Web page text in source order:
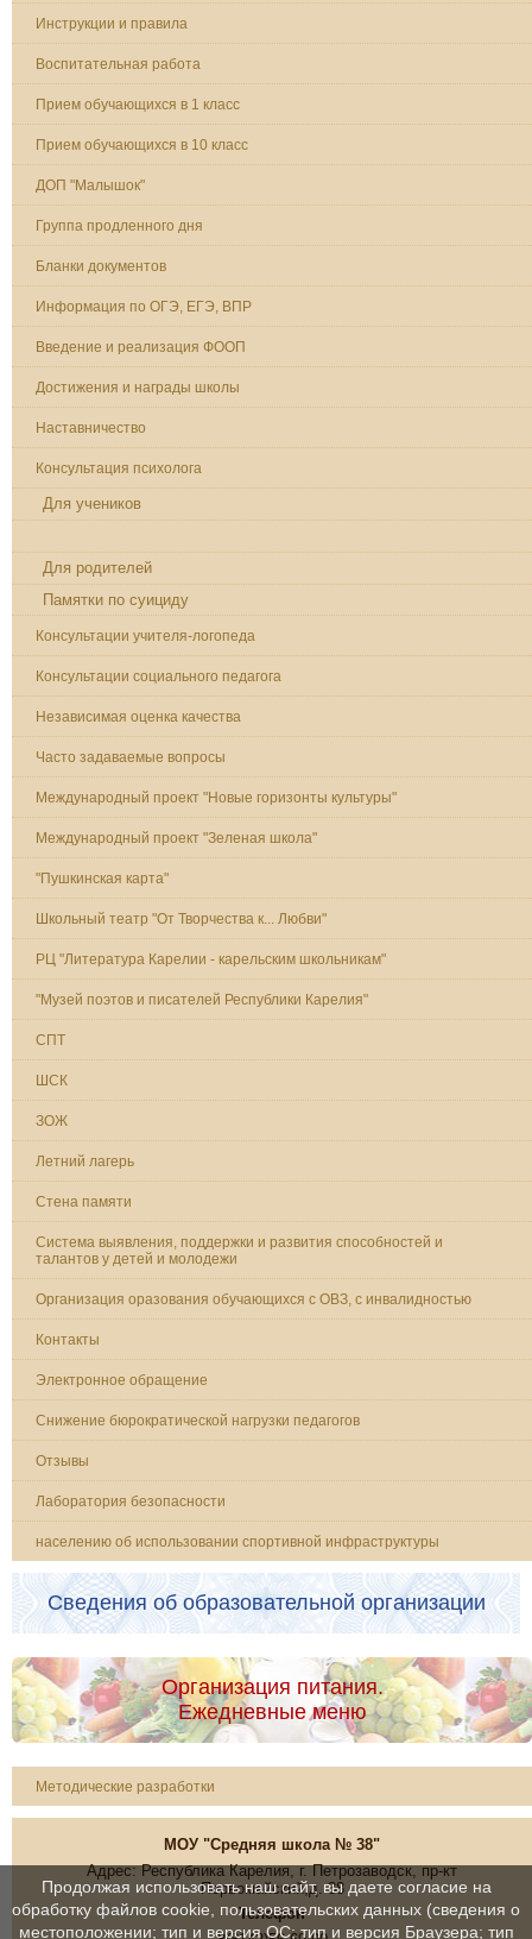
Инструкции и правила
Воспитательная работа
Прием обучающихся в 1 класс
Прием обучающихся в 10 класс
ДОП "Малышок"
Группа продленного дня
Бланки документов
Информация по ОГЭ, ЕГЭ, ВПР
Введение и реализация ФООП
Достижения и награды школы
Наставничество
Консультация психолога
Для учеников
Для родителей
Памятки по суициду
Консультации учителя-логопеда
Консультации социального педагога
Независимая оценка качества
Часто задаваемые вопросы
Международный проект "Новые горизонты культуры"
Международный проект "Зеленая школа"
"Пушкинская карта"
Школьный театр "От Творчества к... Любви"
РЦ "Литература Карелии - карельским школьникам"
"Музей поэтов и писателей Республики Карелия"
СПТ
ШСК
ЗОЖ
Летний лагерь
Стена памяти
Система выявления, поддержки и развития способностей и
талантов у детей и молодежи
Организация оразования обучающихся с ОВЗ, с инвалидностью
Контакты
Электронное обращение
Снижение бюрократической нагрузки педагогов
Отзывы
Лаборатория безопасности
населению об использовании спортивной инфраструктуры
Сведения об образовательной организации
Организация питания.
Ежедневные меню
Методические разработки
МОУ "Средняя школа № 38"
Адрес: Республика Карелия, г. Петрозаводск, пр-кт
Первомайский,д. 38
Телефон
Продолжая использовать наш сайт, вы даете согласие на
обработку файлов cookie, пользовательских данных (сведения о
местоположении; тип и версия ОС; тип и версия Браузера; тип